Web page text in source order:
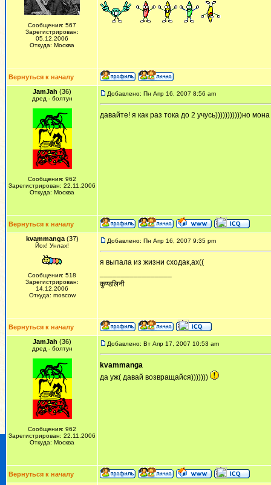
Сообщения: 567
Зарегистрирован:
05.12.2006
Откуда: Москва
Вернуться к началу
JamJah (36)
дред - болтун
Сообщения: 962
Зарегистрирован: 22.11.2006
Откуда: Москва
Добавлено: Пн Апр 16, 2007 8:56 am
давайте! я как раз тока до 2 учусь)))))))))))но
Вернуться к началу
kvammanga(37)
Йох! Унлах!
Сообщения: 518
Зарегистрирован:
14.12.2006
Откуда: moscow
Добавлено: Пн Апр 16, 2007 9:35 pm
я выпала из жизни сходак,ах((
कुण्डलिनी
Вернуться к началу
JamJah (36)
дред - болтун
Сообщения: 962
Зарегистрирован: 22.11.2006
Откуда: Москва
Добавлено: Вт Апр 17, 2007 10:53 am
kvammanga
да уж( давай возвращайся)))))))
Вернуться к началу